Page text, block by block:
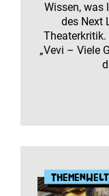
Wissen, was
des Next
„Vevi – Viele
Themenwelt